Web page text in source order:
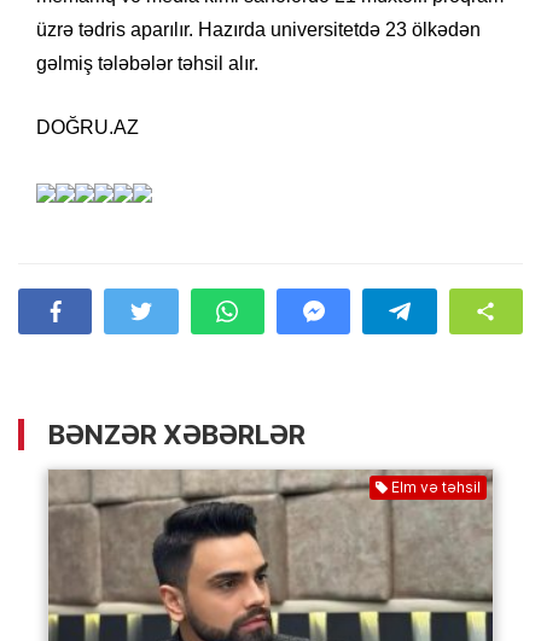
üzrə tədris aparılır. Hazırda universitetdə 23 ölkədən
gəlmiş tələbələr təhsil alır.
DOĞRU.AZ
BƏNZƏR XƏBƏRLƏR
Elm və təhsil